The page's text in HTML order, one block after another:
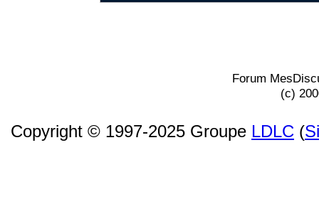
Forum
(c)
Copyright © 1997-2025 Groupe LDLC (